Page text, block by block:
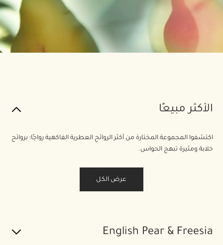
الأكثر مبيعًا
اكتشفوا المجموعة المختارة من أكثر الروائح العطرية الفاكهية رواجًا؛ بروائح
خلابة ومثيرة تبهج الحواس.
عرض الكل
English Pear & Freesia